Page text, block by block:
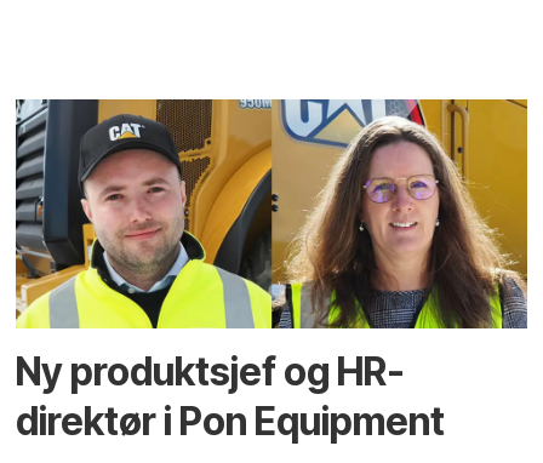
Ny produktsjef og HR-
direktør i Pon Equipment